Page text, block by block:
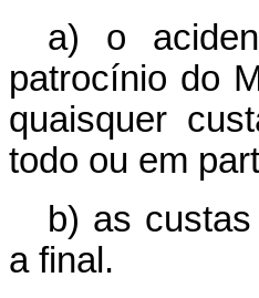
a) o
patrocínio do
quaisquer
todo ou em
b) as
a final.